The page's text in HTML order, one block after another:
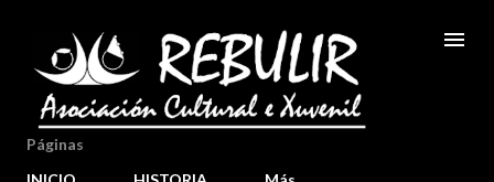
Ir al contenido principal
Páginas